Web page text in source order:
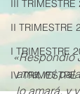
III TRIMESTRE
II TRIMESTRE
I TRIMESTRE
IV
«Respondió
ama, mi
lo amará, y